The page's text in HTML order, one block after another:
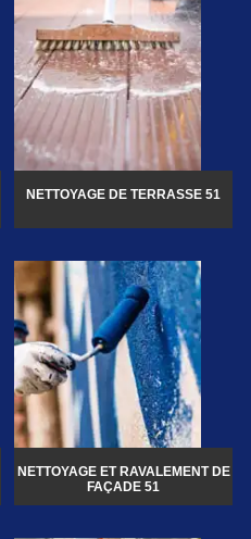
NETTOYAGE DE TERRASSE 51
NETTOYAGE ET RAVALEMENT DE
FAÇADE 51